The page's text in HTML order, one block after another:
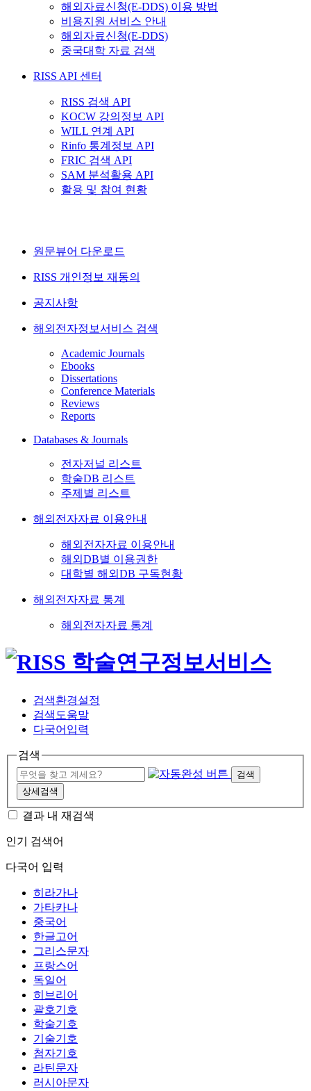
해외자료신청(E-DDS) 이용 방법
비용지원 서비스 안내
해외자료신청(E-DDS)
중국대학 자료 검색
RISS API 센터
RISS 검색 API
KOCW 강의정보 API
WILL 연계 API
Rinfo 통계정보 API
FRIC 검색 API
SAM 분석활용 API
활용 및 참여 현황
원문뷰어 다운로드
RISS 개인정보 재동의
공지사항
해외전자정보서비스 검색
Academic Journals
Ebooks
Dissertations
Conference Materials
Reviews
Reports
Databases & Journals
전자저널 리스트
학술DB 리스트
주제별 리스트
해외전자자료 이용안내
해외전자자료 이용안내
해외DB별 이용권한
대학별 해외DB 구독현황
해외전자자료 통계
해외전자자료 통계
검색환경설정
검색도움말
다국어입력
검색
검색
상세검색
결과 내 재검색
인기 검색어
다국어 입력
히라가나
가타카나
중국어
한글고어
그리스문자
프랑스어
독일어
히브리어
괄호기호
학술기호
기술기호
첨자기호
라틴문자
러시아문자